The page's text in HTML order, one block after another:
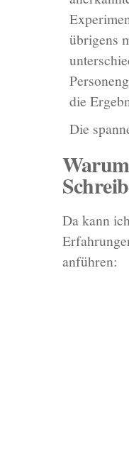
übrigens
die
Die
Da kann
anführen: